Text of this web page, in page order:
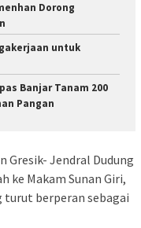
Dorong
untuk
Banjar Tanam 200
Pangan
Gresik- Jendral Dudung
ke Makam Sunan Giri,
turut berperan sebagai